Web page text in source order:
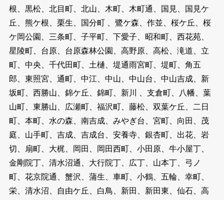
根、黒松、北目町、北山、木町、木町通、国見、国見ケ
丘、熊ケ根、栗生、国分町 、鷺ケ森、作並、桜ケ丘、桜
ケ岡公園、三条町、子平町、下愛子、昭和町、西花苑、
星陵町、台原、台原森林公園、高野原、高松、滝道、立
町、中央、千代田町、土樋、堤通雨宮町、堤町、角五
郎、東照宮、通町、中江、中山、中山台、中山吉成、新
坂町、西勝山、錦ケ丘、錦町、新川 、支倉町、八幡、葉
山町、東勝山、広瀬町、福沢町、藤松、双葉ケ丘、二日
町、本町、水の森、南吉成、みやぎ台、宮町、向田、茂
庭、山手町、吉成、吉成台、安養寺、銀杏町、出花、岩
切、扇町、大梶、岡田、岡田西町、小田原、牛小屋丁、
金剛院丁、清水沼通、大行院丁、広丁、山本丁、弓ノ
町、花京院通、蟹沢、蒲生、車町、小鶴、五輪、幸町、
栄、清水沼、自由ケ丘、白鳥、新田、新田東、仙石、高